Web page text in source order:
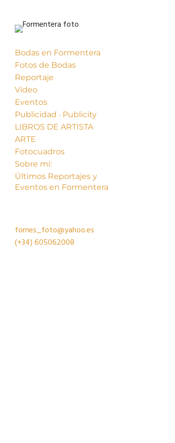
Bodas en Formentera
Fotos de Bodas
Reportaje
Vídeo
Eventos
Publicidad · Publicity
LIBROS DE ARTISTA
ARTE
Fotocuadros
Sobre mi:
Últimos Reportajes y
Eventos en Formentera
fornes_foto@yahoo.es
(+34)605062008
« Anterior